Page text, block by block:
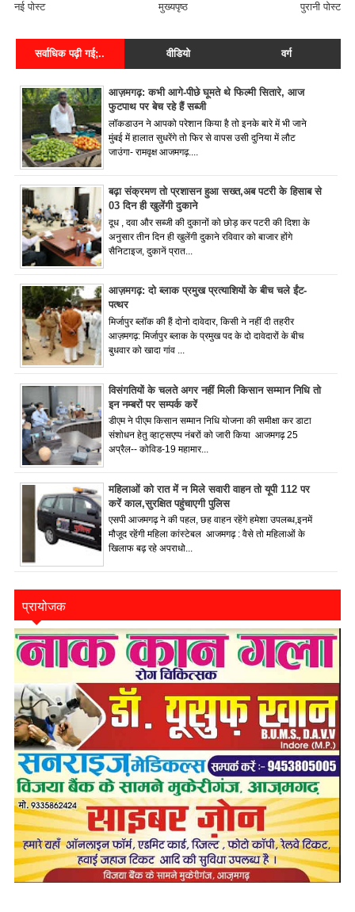
नई पोस्ट पुरानी पोस्ट
मुख्यपृष्ठ
सर्वाधिक पढ़ी गई;.. वीडियो वर्ग
आज़मगढ़: कभी आगे-पीछे घूमते थे फिल्मी सितारे, आज
फुटपाथ पर बेच रहे हैं सब्जी
लॉकडाउन ने आपको परेशान किया है तो इनके बारे में भी जाने
मुंबई में हालात सुधरेंगे तो फिर से वापस उसी दुनिया में लौट
जाउंगा- रामवृक्ष आजमगढ़....
बढ़ा संक्रमण तो प्रशासन हुआ सख्त,अब पटरी के हिसाब से
03 दिन ही खुलेंगी दुकाने
दूध , दवा और सब्जी की दुकानों को छोड़ कर पटरी की दिशा के
अनुसार तीन दिन ही खुलेंगी दुकाने रविवार को बाजार होंगे
सैनिटाइज, दुकानें प्रात...
आज़मगढ़: दो ब्लाक प्रमुख प्रत्याशियों के बीच चले ईंट-
पत्थर
मिर्जापुर ब्लॉक की हैं दोनो दावेदार, किसी ने नहीं दी तहरीर
आज़मगढ़: मिर्जापुर ब्लाक के प्रमुख पद के दो दावेदारों के बीच
बुधवार को खादा गांव ...
विसंगतियों के चलते अगर नहीं मिली किसान सम्मान निधि तो
इन नम्बरों पर सम्पर्क करें
डीएम ने पीएम किसान सम्मान निधि योजना की समीक्षा कर डाटा
संशोधन हेतु व्हाट्सएप्प नंबरों को जारी किया आजमगढ़ 25
अप्रैल-- कोविड-19 महामार...
महिलाओं को रात में न मिले सवारी वाहन तो यूपी 112 पर
करें काल,सुरक्षित पहुंचाएगी पुलिस
एसपी आजमगढ़ ने की पहल, छह वाहन रहेंगे हमेशा उपलब्ध,इनमें
मौजूद रहेंगी महिला कांस्टेबल आजमगढ़ : वैसे तो महिलाओं के
खिलाफ बढ़ रहे अपराधो...
प्रायोजक